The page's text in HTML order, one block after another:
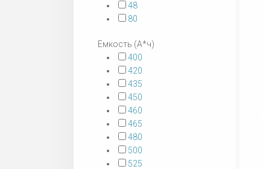
48
80
Емкость (А*ч)
400
420
435
450
460
465
480
500
525